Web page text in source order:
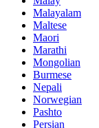
Malayalam
Maltese
Maori
Marathi
Mongolian
Burmese
Nepali
Norwegian
Pashto
Persian